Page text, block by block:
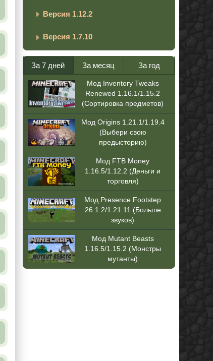
Версия 1.12.2
Версия 1.7.10
За 7 дней За месяц За год
Мод Inventory Tweaks
Renewed 1.16.1/1.15.2
(Сортировка предметов)
Мод Origins 1.21.1/1.19.4
(Выбери свою
предысторию)
Мод FTB Money
1.16.5/1.12.2 (Деньги и
торговля)
Мод Presence Footstep
26.1.2/1.21.11 (Больше
звуков)
Мод Mutant Beasts
1.16.5/1.15.2 (Монстры
мутанты)